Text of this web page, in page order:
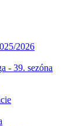
2026
- 39. sezóna